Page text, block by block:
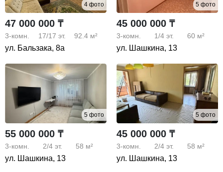
4 фото
47 000 000 ₸
3-комн. 17/17 эт. 92.4 м²
ул. Бальзака, 8а
5 фото
45 000 000 ₸
3-комн. 1/4 эт. 60 м²
ул. Шашкина, 13
5 фото
55 000 000 ₸
3-комн. 2/4 эт. 58 м²
ул. Шашкина, 13
5 фото
45 000 000 ₸
3-комн. 2/4 эт. 58 м²
ул. Шашкина, 13